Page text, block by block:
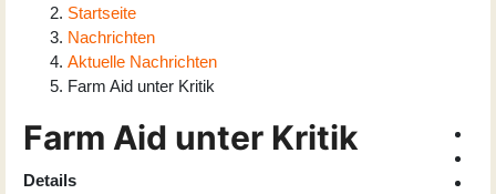
Startseite
Nachrichten
Aktuelle Nachrichten
Farm Aid unter Kritik
Farm Aid unter Kritik
Details